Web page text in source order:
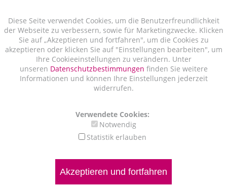
Diese Seite verwendet Cookies, um die Benutzerfreundlichkeit
der Webseite zu verbessern, sowie für Marketingzwecke. Klicken
Sie auf „Akzeptieren und fortfahren", um die Cookies zu
akzeptieren oder klicken Sie auf "Einstellungen bearbeiten", um
Ihre Cookieeinstellungen zu verändern. Unter
unseren Datenschutzbestimmungen finden Sie weitere
Informationen und können Ihre Einstellungen jederzeit
widerrufen.
Verwendete Cookies:
Notwendig
Statistik erlauben
Akzeptieren und fortfahren